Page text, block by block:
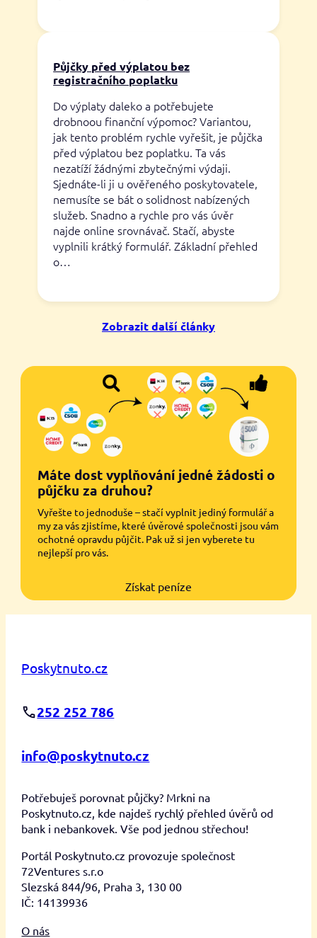
Půjčky před výplatou bez
registračního poplatku
Do výplaty daleko a potřebujete
drobnoou finanční výpomoc? Variantou,
jak tento problém rychle vyřešit, je půjčka
před výplatou bez poplatku. Ta vás
nezatíží žádnými zbytečnými výdaji.
Sjednáte-li ji u ověřeného poskytovatele,
nemusíte se bát o solidnost nabízených
služeb. Snadno a rychle pro vás úvěr
najde online srovnávač. Stačí, abyste
vyplnili krátký formulář. Základní přehled
o…
Zobrazit další články
Máte dost vyplňování jedné žádosti o
půjčku za druhou?
Vyřešte to jednoduše – stačí vyplnit jediný formulář a
my za vás zjistíme, které úvěrové společnosti jsou vám
ochotné opravdu půjčit. Pak už si jen vyberete tu
nejlepší pro vás.
Získat peníze
Poskytnuto.cz
252 252 786
info@poskytnuto.cz
Potřebuješ porovnat půjčky? Mrkni na
Poskytnuto.cz, kde najdeš rychlý přehled úvěrů od
bank i nebankovek. Vše pod jednou střechou!
Portál Poskytnuto.cz provozuje společnost
72Ventures s.r.o
Slezská 844/96, Praha 3, 130 00
IČ: 14139936
O nás